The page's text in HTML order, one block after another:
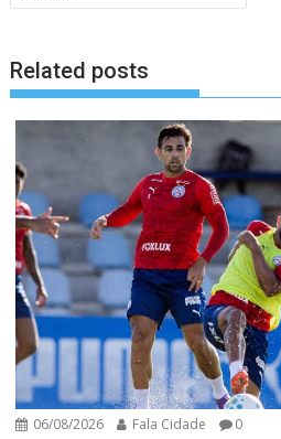
Related posts
06/08/2026 Fala Cidade 0